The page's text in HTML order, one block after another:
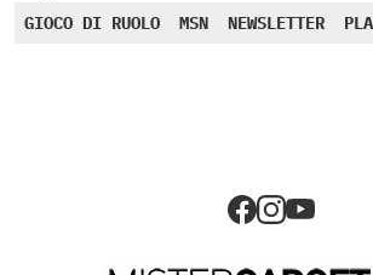
GIOCO DI RUOLO MSN NEWSLETTER